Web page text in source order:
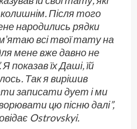
колишнім. Після того
народились рядки
всі твої тату на
мене вже давно не
Я показав їх Даші, їй
Так я вирішив
записати дует і ми
цю пісню далі”,
Ostrovskyi.